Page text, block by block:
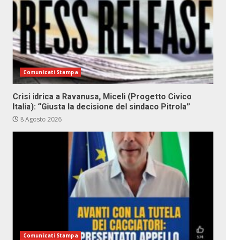
Comunicati Stampa
Crisi idrica a Ravanusa, Miceli (Progetto Civico
Italia): “Giusta la decisione del sindaco Pitrola”
8 Agosto 2026
Comunicati Stampa